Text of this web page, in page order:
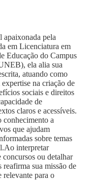
apaixonada pela
em Licenciatura em
Educação do Campus
ela alia sua
atuando como
na criação de
sociais e direitos
de
claros e acessíveis.
conhecimento a
que ajudam
sobre temas
interpretar
concursos ou detalhar
sua missão de
relevante para o